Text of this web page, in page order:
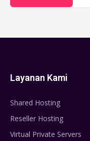
Layanan Kami
Shared Hosting
Reseller Hosting
Virtual Private Servers